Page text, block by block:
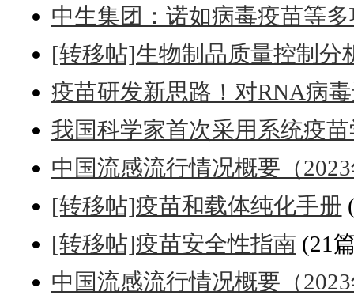
中生集团：诺如病毒疫苗等
[转移帖]生物制品质量控制分
疫苗研发新思路！对RNA病
我国科学家首次采用系统疫
中国流感流行情况概要（
[转移帖]疫苗和载体纯化手册
[转移帖]疫苗安全性指南 (21
中国流感流行情况概要（